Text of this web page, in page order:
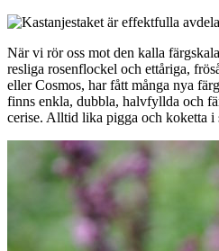
När vi rör oss mot den kalla
resliga rosenflockel och ettåriga,
eller Cosmos, har fått många nya
finns enkla, dubbla, halvfyllda och
cerise. Alltid lika pigga och koketta i